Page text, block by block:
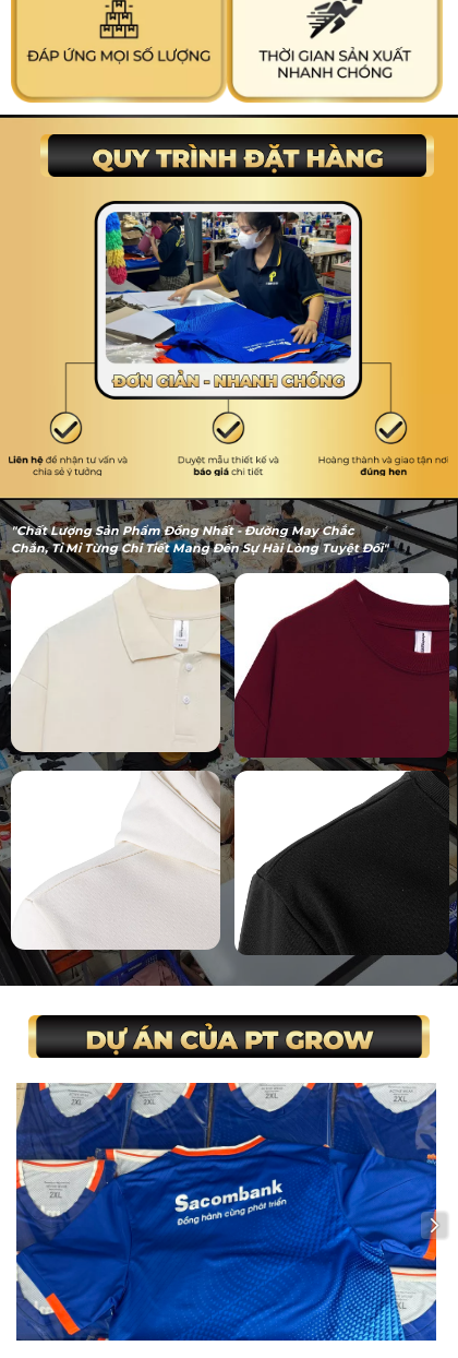
"Chất Lượng Sản Phẩm Đồng Nhất - Đường May Chắc
Chắn, Tỉ Mỉ Từng Chi Tiết Mang Đến Sự Hài Lòng Tuyệt Đối"